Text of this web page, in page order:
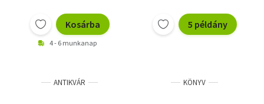
Kosárba
4 - 6 munkanap
5 példány
ANTIKVÁR KÖNYV